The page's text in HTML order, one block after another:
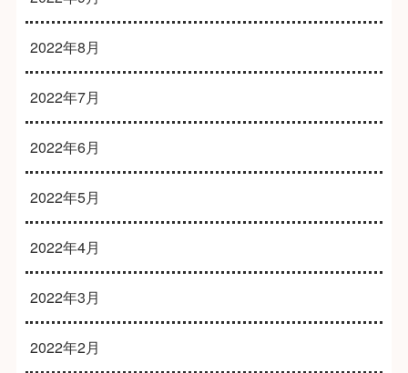
2022年8月
2022年7月
2022年6月
2022年5月
2022年4月
2022年3月
2022年2月